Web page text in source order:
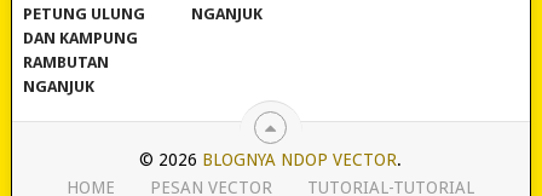
PETUNG ULUNG
DAN KAMPUNG
RAMBUTAN
NGANJUK
NGANJUK
© 2026 BLOGNYA NDOP VECTOR.
HOME
PESAN VECTOR TUTORIAL-TUTORIAL